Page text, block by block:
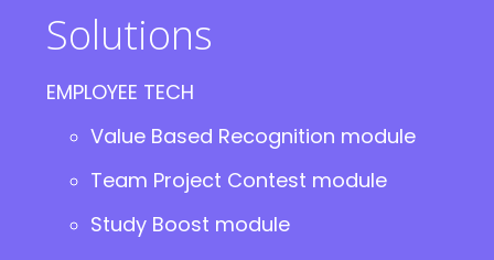
Solutions
EMPLOYEE TECH
Value Based Recognition module
Team Project Contest module
Study Boost module